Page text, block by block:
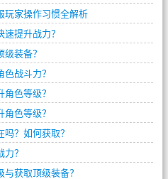
玩家操作习惯全解析
提升战力？
装备？
战斗力？
色等级？
色等级？
？如何获取？
？
获取顶级装备？